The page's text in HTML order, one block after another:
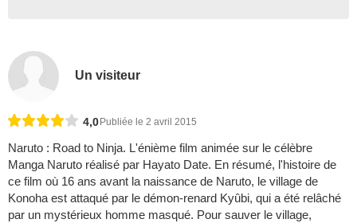
Un visiteur
4,0 Publiée le 2 avril 2015
Naruto : Road to Ninja. L'énième film animée sur le célèbre
Manga Naruto réalisé par Hayato Date. En résumé, l'histoire de
ce film où 16 ans avant la naissance de Naruto, le village de
Konoha est attaqué par le démon-renard Kyûbi, qui a été relâché
par un mystérieux homme masqué. Pour sauver le village,